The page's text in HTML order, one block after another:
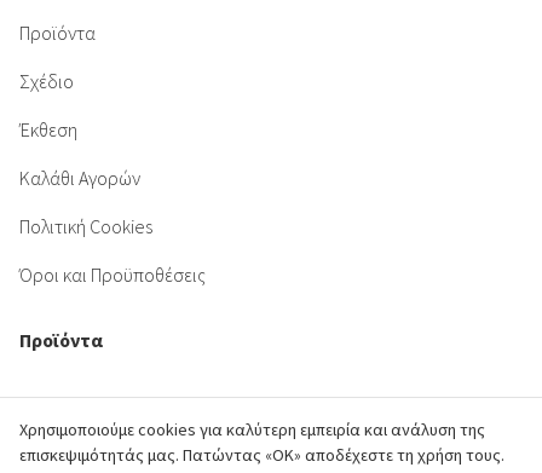
Προϊόντα
Σχέδιο
Έκθεση
Καλάθι Αγορών
Πολιτική Cookies
Όροι και Προϋποθέσεις
Προϊόντα
Κινητήρας
Πλαίσιο
Χρησιμοποιούμε cookies για καλύτερη εμπειρία και ανάλυση της
επισκεψιμότητάς μας. Πατώντας «ΟΚ» αποδέχεστε τη χρήση τους.